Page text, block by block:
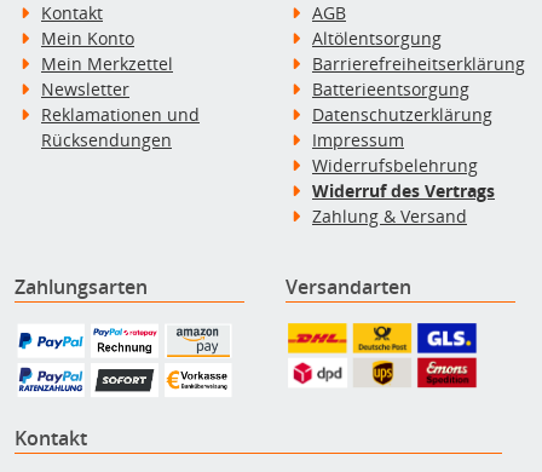
Kontakt
Mein Konto
Mein Merkzettel
Newsletter
Reklamationen und
Rücksendungen
AGB
Altölentsorgung
Barrierefreiheitserklärung
Batterieentsorgung
Datenschutzerklärung
Impressum
Widerrufsbelehrung
Widerruf des Vertrags
Zahlung & Versand
Zahlungsarten Versandarten
Kontakt